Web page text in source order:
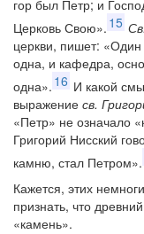
гор был Петр; и
Церковь Свою». 15
церкви, пишет: «Один
одна, и кафедра,
одна». 16 И какой
выражение св.
«Петр» не означало
Григорий Нисский
камню, стал Петром».
Кажется, этих
признать, что
«камень».